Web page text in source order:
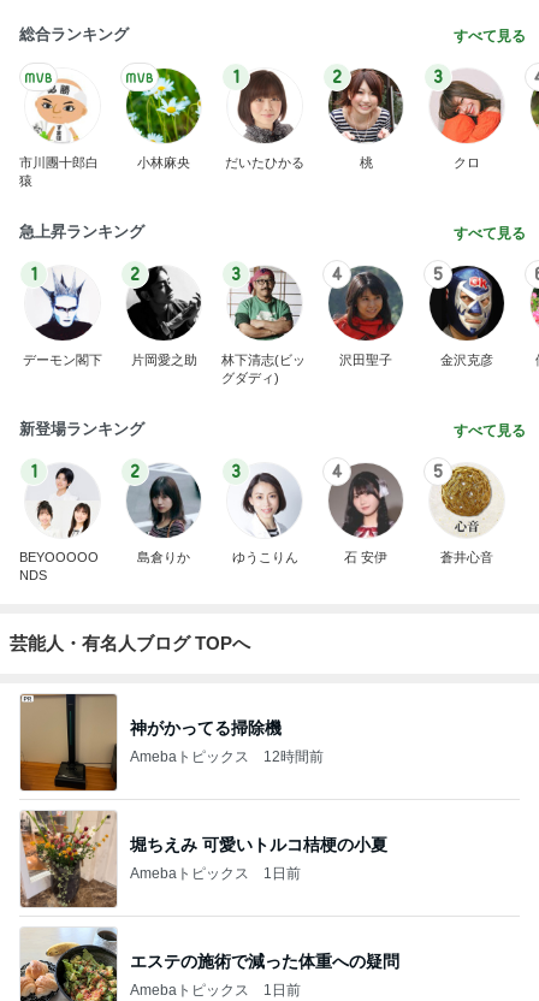
総合ランキング すべて見る
市川團十郎白
猿
小林麻央
1
だいたひかる
2
桃
3
クロ
急上昇ランキング すべて見る
1
デーモン閣下
2
片岡愛之助
3
林下清志(ビッ
グダディ)
4
沢田聖子
5
金沢克彦
新登場ランキング すべて見る
1
BEYOOOOO
NDS
2
島倉りか
3
ゆうこりん
4
石 安伊
5
蒼井心音
芸能人・有名人ブログ TOPへ
神がかってる掃除機
Amebaトピックス 12時間前
堀ちえみ 可愛いトルコ桔梗の小夏
Amebaトピックス 1日前
エステの施術で減った体重への疑問
Amebaトピックス 1日前